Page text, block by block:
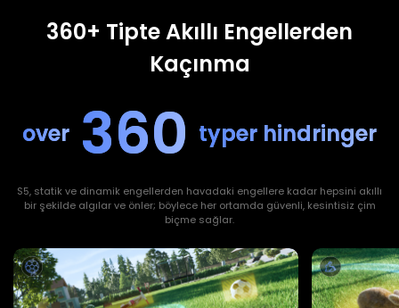
360+ Tipte Akıllı Engellerden
Kaçınma
over 360 typer hindringer
S5, statik ve dinamik engellerden havadaki engellere kadar hepsini akıllı
bir şekilde algılar ve önler; böylece her ortamda güvenli, kesintisiz çim
biçme sağlar.